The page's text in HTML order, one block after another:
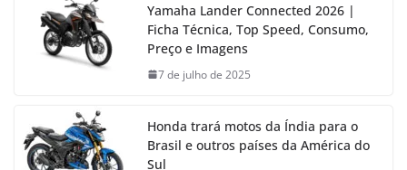
Yamaha Lander Connected 2026 |
Ficha Técnica, Top Speed, Consumo,
Preço e Imagens
7 de julho de 2025
Honda trará motos da Índia para o
Brasil e outros países da América do
Sul